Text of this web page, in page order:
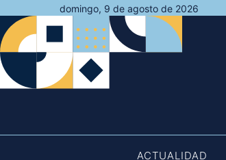
al
contenido
domingo, 9 de agosto de 2026
ACTUALIDAD